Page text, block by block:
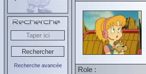
Recherche avancée Role :